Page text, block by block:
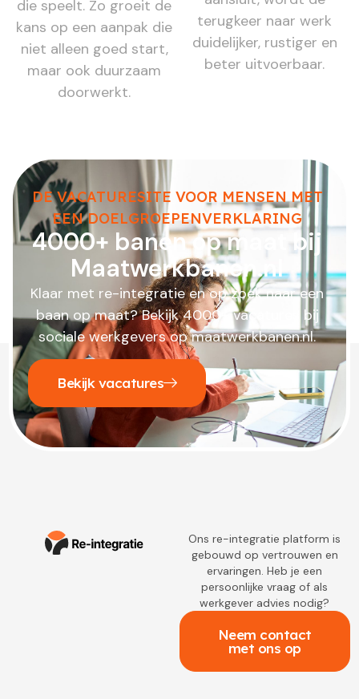
die speelt. Zo groeit de
kans op een aanpak die
niet alleen goed start,
maar ook duurzaam
doorwerkt.
terugkeer naar werk
duidelijker, rustiger en
beter uitvoerbaar.
DE VACATURESITE VOOR MENSEN MET
EEN DOELGROEPENVERKLARING
4000+ banen op maat bij
Maatwerkbanen.nl
Klaar met re-integratie en op zoek naar een
baan op maat? Bekijk 4000+ vacatures bij
sociale werkgevers op maatwerkbanen.nl.
Bekijk vacatures
Ons re-integratie platform is
gebouwd op vertrouwen en
ervaringen. Heb je een
persoonlijke vraag of als
werkgever advies nodig?
Neem contact
met ons op